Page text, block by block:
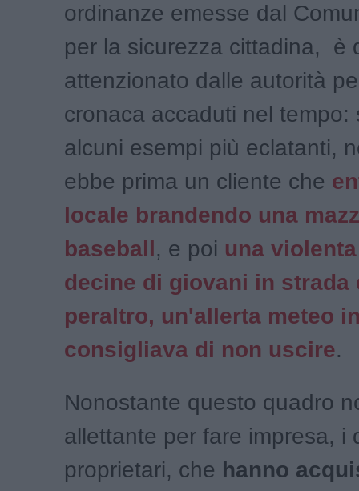
ordinanze emesse dal
per la sicurezza cittadina, è
attenzionato dalle autorità
cronaca accaduti nel tempo:
alcuni esempi più eclatanti,
ebbe prima un cliente che
locale brandendo una
baseball, e poi una
decine di giovani in strada
peraltro, un'allerta meteo
consigliava di non uscire.
Nonostante questo quadro
allettante per fare impresa, i
proprietari, che hanno